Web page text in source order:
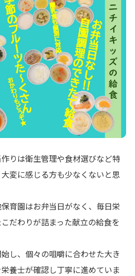
わせ
サイトのご利用について
ニチイ学館オフィシャルサイト
りは衛生管理や食材選びなど特
変に感じる方も少なくないと思
育園はお弁当日がなく、毎日栄
だわりが詰まった献立の給食を
し、個々の咀嚼に合わせた大き
養士が確認し丁寧に進めていま